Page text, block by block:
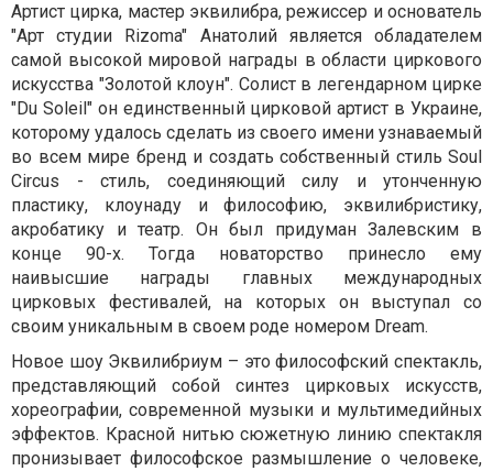
Артист цирка, мастер эквилибра, режиссер и основатель
"Арт студии Rizoma" Анатолий является обладателем
самой высокой мировой награды в области циркового
искусства "Золотой клоун". Солист в легендарном цирке
"Du Soleil" он единственный цирковой артист в Украине,
которому удалось сделать из своего имени узнаваемый
во всем мире бренд и создать собственный стиль Soul
Circus - стиль, соединяющий силу и утонченную
пластику, клоунаду и философию, эквилибристику,
акробатику и театр. Он был придуман Залевским в
конце 90-х. Тогда новаторство принесло ему
наивысшие награды главных международных
цирковых фестивалей, на которых он выступал со
своим уникальным в своем роде номером Dream.
Новое шоу Эквилибриум – это философский спектакль,
представляющий собой синтез цирковых искусств,
хореографии, современной музыки и мультимедийных
эффектов. Красной нитью сюжетную линию спектакля
пронизывает философское размышление о человеке,